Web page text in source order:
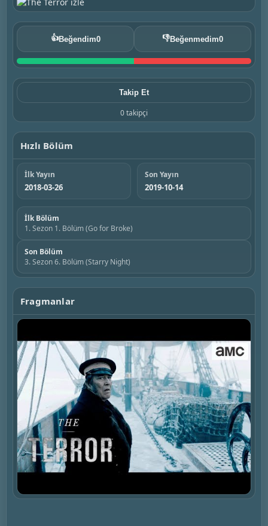
👍Beğendim0 👎Beğenmedim0
Takip Et
0 takipçi
Hızlı Bölüm
İlk Yayın
2018-03-26
Son Yayın
2019-10-14
İlk Bölüm
1. Sezon 1. Bölüm (Go for Broke)
Son Bölüm
3. Sezon 6. Bölüm (Starry Night)
Fragmanlar